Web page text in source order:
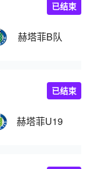
赫塔菲B队
已结束
赫塔菲U19
已结束